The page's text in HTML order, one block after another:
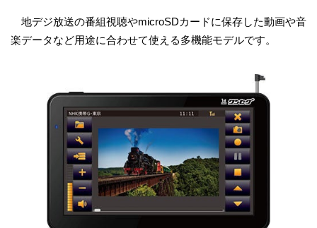
地デジ放送の番組視聴やmicroSDカードに保存した動画や音
楽データなど用途に合わせて使える多機能モデルです。